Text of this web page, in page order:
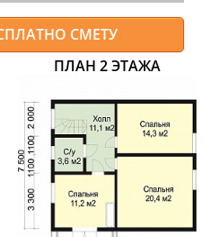
СМЕТУ
ПЛАН 2 ЭТАЖА